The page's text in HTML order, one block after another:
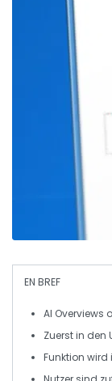
EN BREF
AI Overviews
Zuerst in den
Funktion wird